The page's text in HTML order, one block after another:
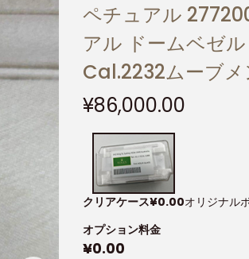
ペチュアル
アル ドームベゼ
Cal.2232ムーブメ
¥86,000.00
クリアケース¥0.00オリジナル
オプション料金
¥0.00